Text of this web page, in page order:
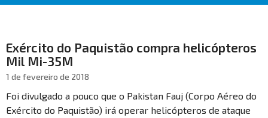
Exército do Paquistão compra helicópteros
Mil Mi-35M
1 de fevereiro de 2018
Foi divulgado a pouco que o Pakistan Fauj (Corpo Aéreo do
Exército do Paquistão) irá operar helicópteros de ataque